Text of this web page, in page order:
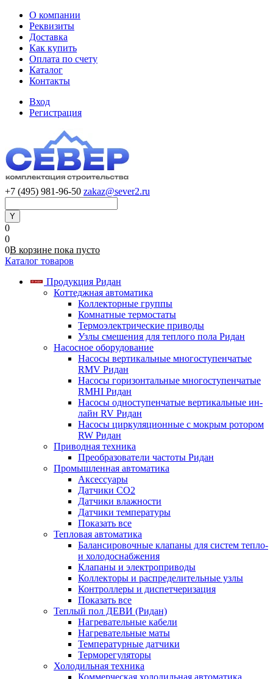
О компании
Реквизиты
Доставка
Как купить
Оплата по счету
Каталог
Контакты
Вход
Регистрация
+7 (495) 981-96-50 zakaz@sever2.ru
0
0
0В корзине пока пусто
Каталог товаров
Продукция Ридан
Коттеджная автоматика
Коллекторные группы
Комнатные термостаты
Термоэлектрические приводы
Узлы смешения для теплого пола Ридан
Насосное оборудование
Насосы вертикальные многоступенчатые
RMV Ридан
Насосы горизонтальные многоступенчатые
RMHI Ридан
Насосы одноступенчатые вертикальные ин-
лайн RV Ридан
Насосы циркуляционные с мокрым ротором
RW Ридан
Приводная техника
Преобразователи частоты Ридан
Промышленная автоматика
Аксессуары
Датчики CO2
Датчики влажности
Датчики температуры
Показать все
Тепловая автоматика
Балансировочные клапаны для систем тепло-
и холодоснабжения
Клапаны и электроприводы
Коллекторы и распределительные узлы
Контроллеры и диспетчеризация
Показать все
Теплый пол ДЕВИ (Ридан)
Нагревательные кабели
Нагревательные маты
Температурные датчики
Терморегуляторы
Холодильная техника
Коммерческая холодильная автоматика